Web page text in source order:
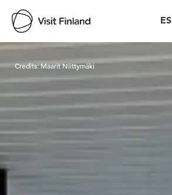
ES
Visit Finland
Credits:Maarit Niittymäki